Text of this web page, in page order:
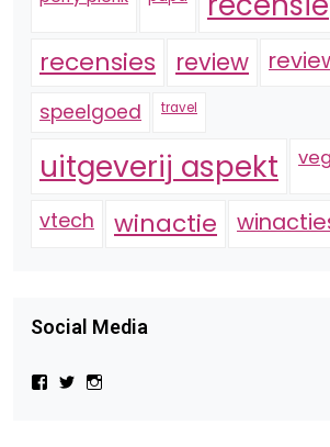
recensies review
speelgoed travel
uitgeverij aspekt
vtech winactie
Social Media
BekijkBekijk